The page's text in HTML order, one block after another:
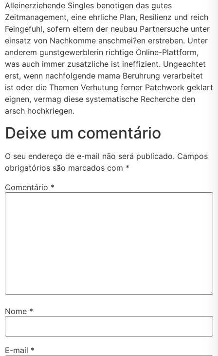
Alleinerziehende Singles benotigen das gutes
Zeitmanagement, eine ehrliche Plan, Resilienz und reich
Feingefuhl, sofern eltern der neubau Partnersuche unter
einsatz von Nachkomme anschmei?en erstreben. Unter
anderem gunstgewerblerin richtige Online-Plattform,
was auch immer zusatzliche ist ineffizient. Ungeachtet
erst, wenn nachfolgende mama Beruhrung verarbeitet
ist oder die Themen Verhutung ferner Patchwork geklart
eignen, vermag diese systematische Recherche den
arsch hochkriegen.
Deixe um comentário
O seu endereço de e-mail não será publicado. Campos
obrigatórios são marcados com *
Comentário *
Nome *
E-mail *